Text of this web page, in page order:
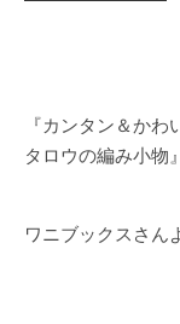
『カンタン＆か
タロウの編み小物』
ワニブックスさん